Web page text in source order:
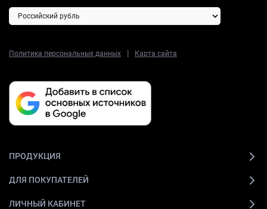
Политика персональных данных | Карта сайта
ПРОДУКЦИЯ
ДЛЯ ПОКУПАТЕЛЕЙ
ЛИЧНЫЙ КАБИНЕТ